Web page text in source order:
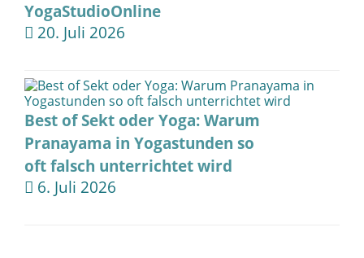
YogaStudioOnline
20. Juli 2026
Best of Sekt oder Yoga: Warum
Pranayama in Yogastunden so
oft falsch unterrichtet wird
6. Juli 2026